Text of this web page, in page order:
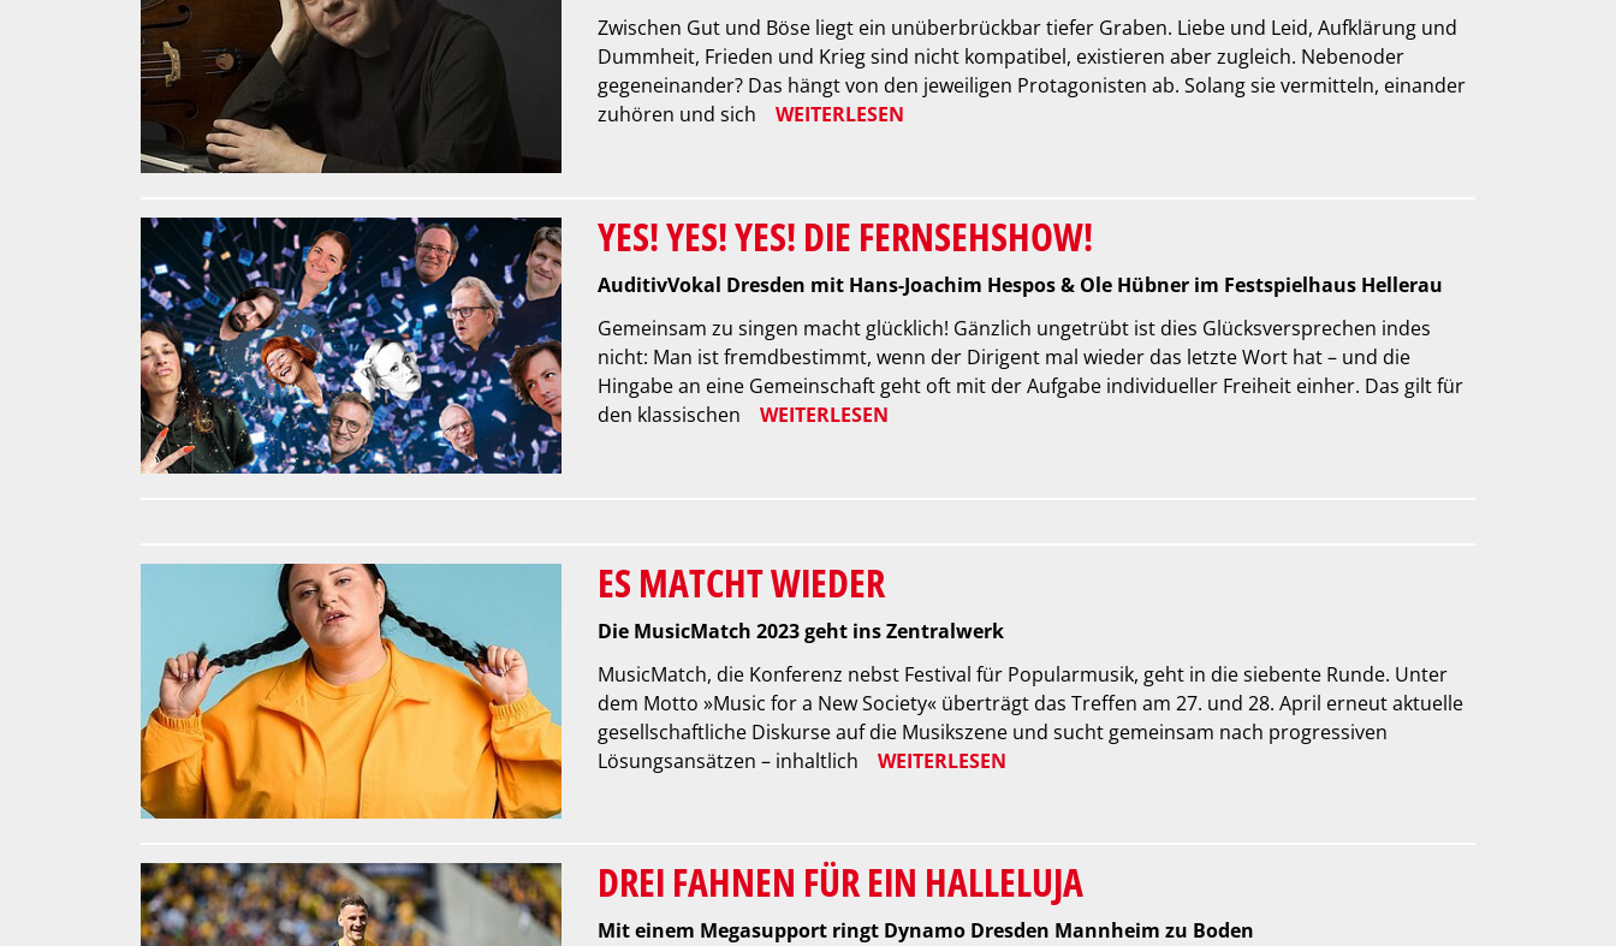
Zwischen Gut und Böse liegt ein unüberbrückbar tiefer Graben. Liebe und Leid, Aufklärung und
Dummheit, Frieden und Krieg sind nicht kompatibel, existieren aber zugleich. Nebenoder
gegeneinander? Das hängt von den jeweiligen Protagonisten ab. Solang sie vermitteln, einander
zuhören und sich
WEITERLESEN
YES! YES! YES! DIE FERNSEHSHOW!
AuditivVokal Dresden mit Hans-Joachim Hespos & Ole Hübner im Festspielhaus Hellerau
Gemeinsam zu singen macht glücklich! Gänzlich ungetrübt ist dies Glücksversprechen indes
nicht: Man ist fremdbestimmt, wenn der Dirigent mal wieder das letzte Wort hat – und die
Hingabe an eine Gemeinschaft geht oft mit der Aufgabe individueller Freiheit einher. Das gilt für
den klassischen
WEITERLESEN
ES MATCHT WIEDER
Die MusicMatch 2023 geht ins Zentralwerk
MusicMatch, die Konferenz nebst Festival für Popularmusik, geht in die siebente Runde. Unter
dem Motto »Music for a New Society« überträgt das Treffen am 27. und 28. April erneut aktuelle
gesellschaftliche Diskurse auf die Musikszene und sucht gemeinsam nach progressiven
Lösungsansätzen – inhaltlich
WEITERLESEN
DREI FAHNEN FÜR EIN HALLELUJA
Mit einem Megasupport ringt Dynamo Dresden Mannheim zu Boden